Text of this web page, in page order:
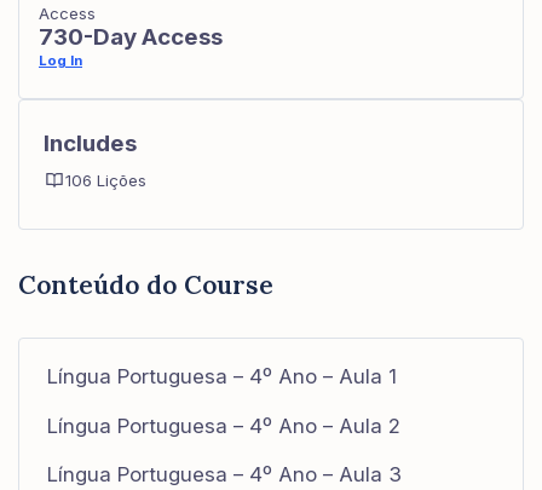
Conteúdo do Course
Língua Portuguesa – 4º Ano – Aula 1
Língua Portuguesa – 4º Ano – Aula 2
Língua Portuguesa – 4º Ano – Aula 3
Access
730-Day Access
Log In
Includes
106 Lições